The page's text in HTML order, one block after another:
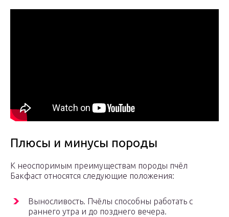
Плюсы и минусы породы
К неоспоримым преимуществам породы пчёл
Бакфаст относятся следующие положения:
Выносливость. Пчёлы способны работать с
раннего утра и до позднего вечера.